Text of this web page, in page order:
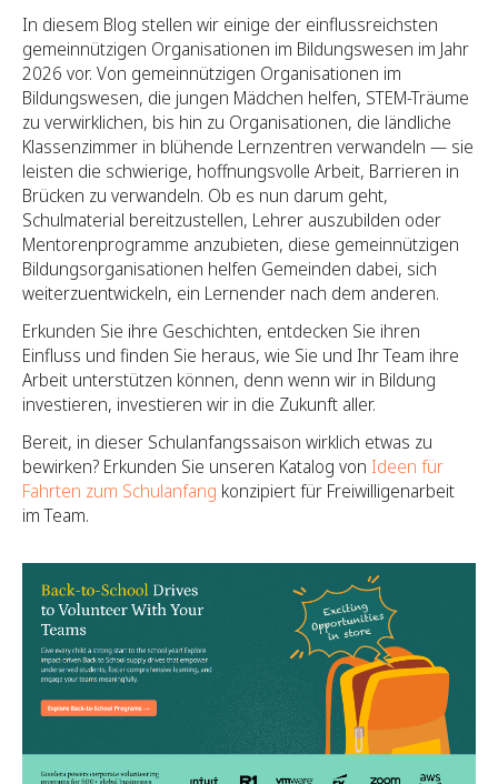
In diesem Blog stellen wir einige der einflussreichsten
gemeinnützigen Organisationen im Bildungswesen im Jahr
2026 vor. Von gemeinnützigen Organisationen im
Bildungswesen, die jungen Mädchen helfen, STEM-Träume
zu verwirklichen, bis hin zu Organisationen, die ländliche
Klassenzimmer in blühende Lernzentren verwandeln — sie
leisten die schwierige, hoffnungsvolle Arbeit, Barrieren in
Brücken zu verwandeln. Ob es nun darum geht,
Schulmaterial bereitzustellen, Lehrer auszubilden oder
Mentorenprogramme anzubieten, diese gemeinnützigen
Bildungsorganisationen helfen Gemeinden dabei, sich
weiterzuentwickeln, ein Lernender nach dem anderen.
Erkunden Sie ihre Geschichten, entdecken Sie ihren
Einfluss und finden Sie heraus, wie Sie und Ihr Team ihre
Arbeit unterstützen können, denn wenn wir in Bildung
investieren, investieren wir in die Zukunft aller.
Bereit, in dieser Schulanfangssaison wirklich etwas zu
bewirken? Erkunden Sie unseren Katalog von Ideen für
Fahrten zum Schulanfang konzipiert für Freiwilligenarbeit
im Team.